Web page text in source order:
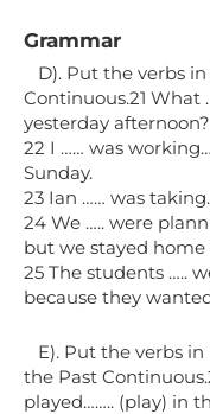
Grammar
D). Put the verbs
Continuous.21 What
yesterday afternoon?
22 I …… was
Sunday.
23 Ian …… was
24 We ….. were
but we stayed home
25 The students …..
because they
E). Put the verbs
the Past
played…….. (play) in